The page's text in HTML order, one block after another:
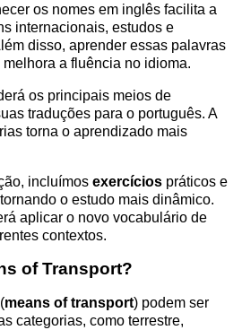
os nomes em inglês facilita a
internacionais, estudos e
disso, aprender essas palavras
melhora a fluência no idioma.
os principais meios de
traduções para o português. A
torna o aprendizado mais
incluímos exercícios práticos e
o estudo mais dinâmico.
aplicar o novo vocabulário de
contextos.
of Transport?
means of transport) podem ser
categorias, como terrestre,